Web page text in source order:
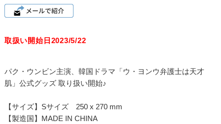
取扱い開始日2023/5/22
パク・ウンビン主演、韓国ドラマ「ウ・ヨンウ弁護士は天才
肌」公式グッズ 取り扱い開始♪
【サイズ】Sサイズ 250 x 270 mm
【製造国】MADE IN CHINA